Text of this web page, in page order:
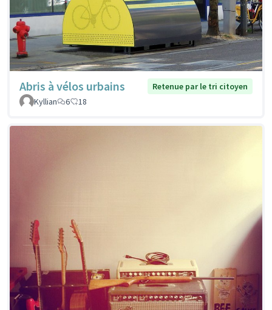
Abris à vélos urbains
Retenue par le tri citoyen
Kyllian
6 18